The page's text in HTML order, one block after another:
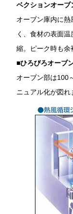
ベクションオーブ
オーブン庫内に
く、食材の表面
縮。ピーク時も余
■ひろびろオーブ
オーブン部は100
ニュアル化が図れ